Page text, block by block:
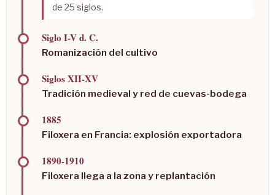
de 25 siglos.
Siglo I-V d. C.
Romanización del cultivo
Siglos XII-XV
Tradición medieval y red de cuevas-bodega
1885
Filoxera en Francia: explosión exportadora
1890-1910
Filoxera llega a la zona y replantación